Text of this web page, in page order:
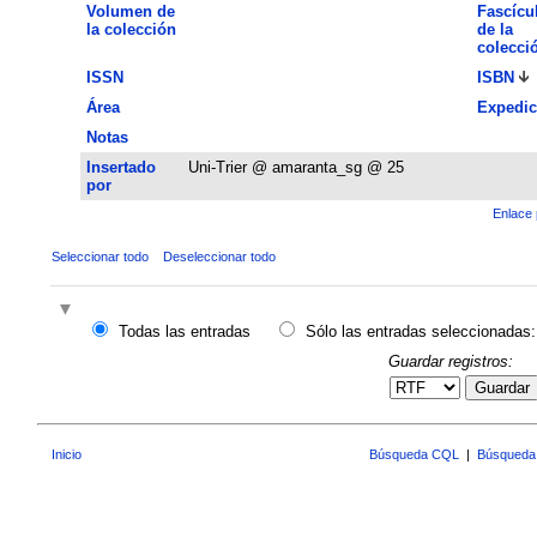
Volumen de
la colección
de la
ISSN
ISBN
Área
Notas
Insertado
por
Uni-Trier @ amaranta_sg @ 25
Enlace
Seleccionar todo Deseleccionar todo
Todas las entradas
Sólo las entradas seleccionadas:
Guardar registros:
Guardar
Inicio Búsqueda CQL